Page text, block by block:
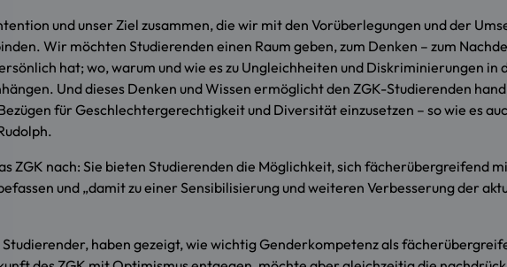
und unser Ziel zusammen, die wir mit den Vorüberlegungen und der
Wir möchten Studierenden einen Raum geben, zum Denken – zum
hat; wo, warum und wie es zu Ungleichheiten und Diskriminierungen
Und dieses Denken und Wissen ermöglicht den ZGK-Studierenden
für Geschlechtergerechtigkeit und Diversität einzusetzen – so wie es
ZGK nach: Sie bieten Studierenden die Möglichkeit, sich fächerübergreifend
und „damit zu einer Sensibilisierung und weiteren Verbesserung der
Studierender, haben gezeigt, wie wichtig Genderkompetenz als